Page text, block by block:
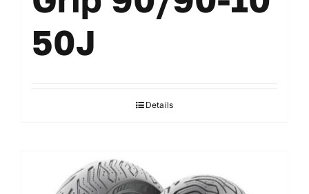
50J
Details